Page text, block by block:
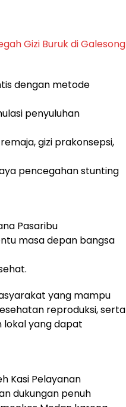
Gizi Buruk di Galesong
dengan metode
penyuluhan
gizi prakonsepsi,
pencegahan stunting
Pasaribu
masa depan bangsa
yang mampu
reproduksi, serta
lokal yang dapat
Kasi Pelayanan
dukungan penuh